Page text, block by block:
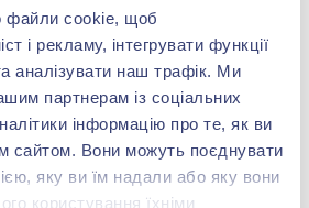
файли cookie, щоб
і рекламу, інтегрувати функції
аналізувати наш трафік. Ми
партнерам із соціальних
інформацію про те, як ви
сайтом. Вони можуть поєднувати
яку ви їм надали або яку вони
користування їхніми
(арт. 300484)
Купити
-56%